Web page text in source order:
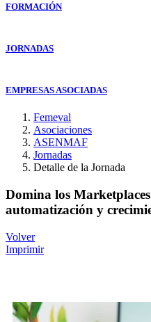
FORMACIÓN
JORNADAS
EMPRESAS ASOCIADAS
Femeval
Asociaciones
ASENMAF
Jornadas
Detalle de la Jornada
Domina los
automatización y
Volver
Imprimir